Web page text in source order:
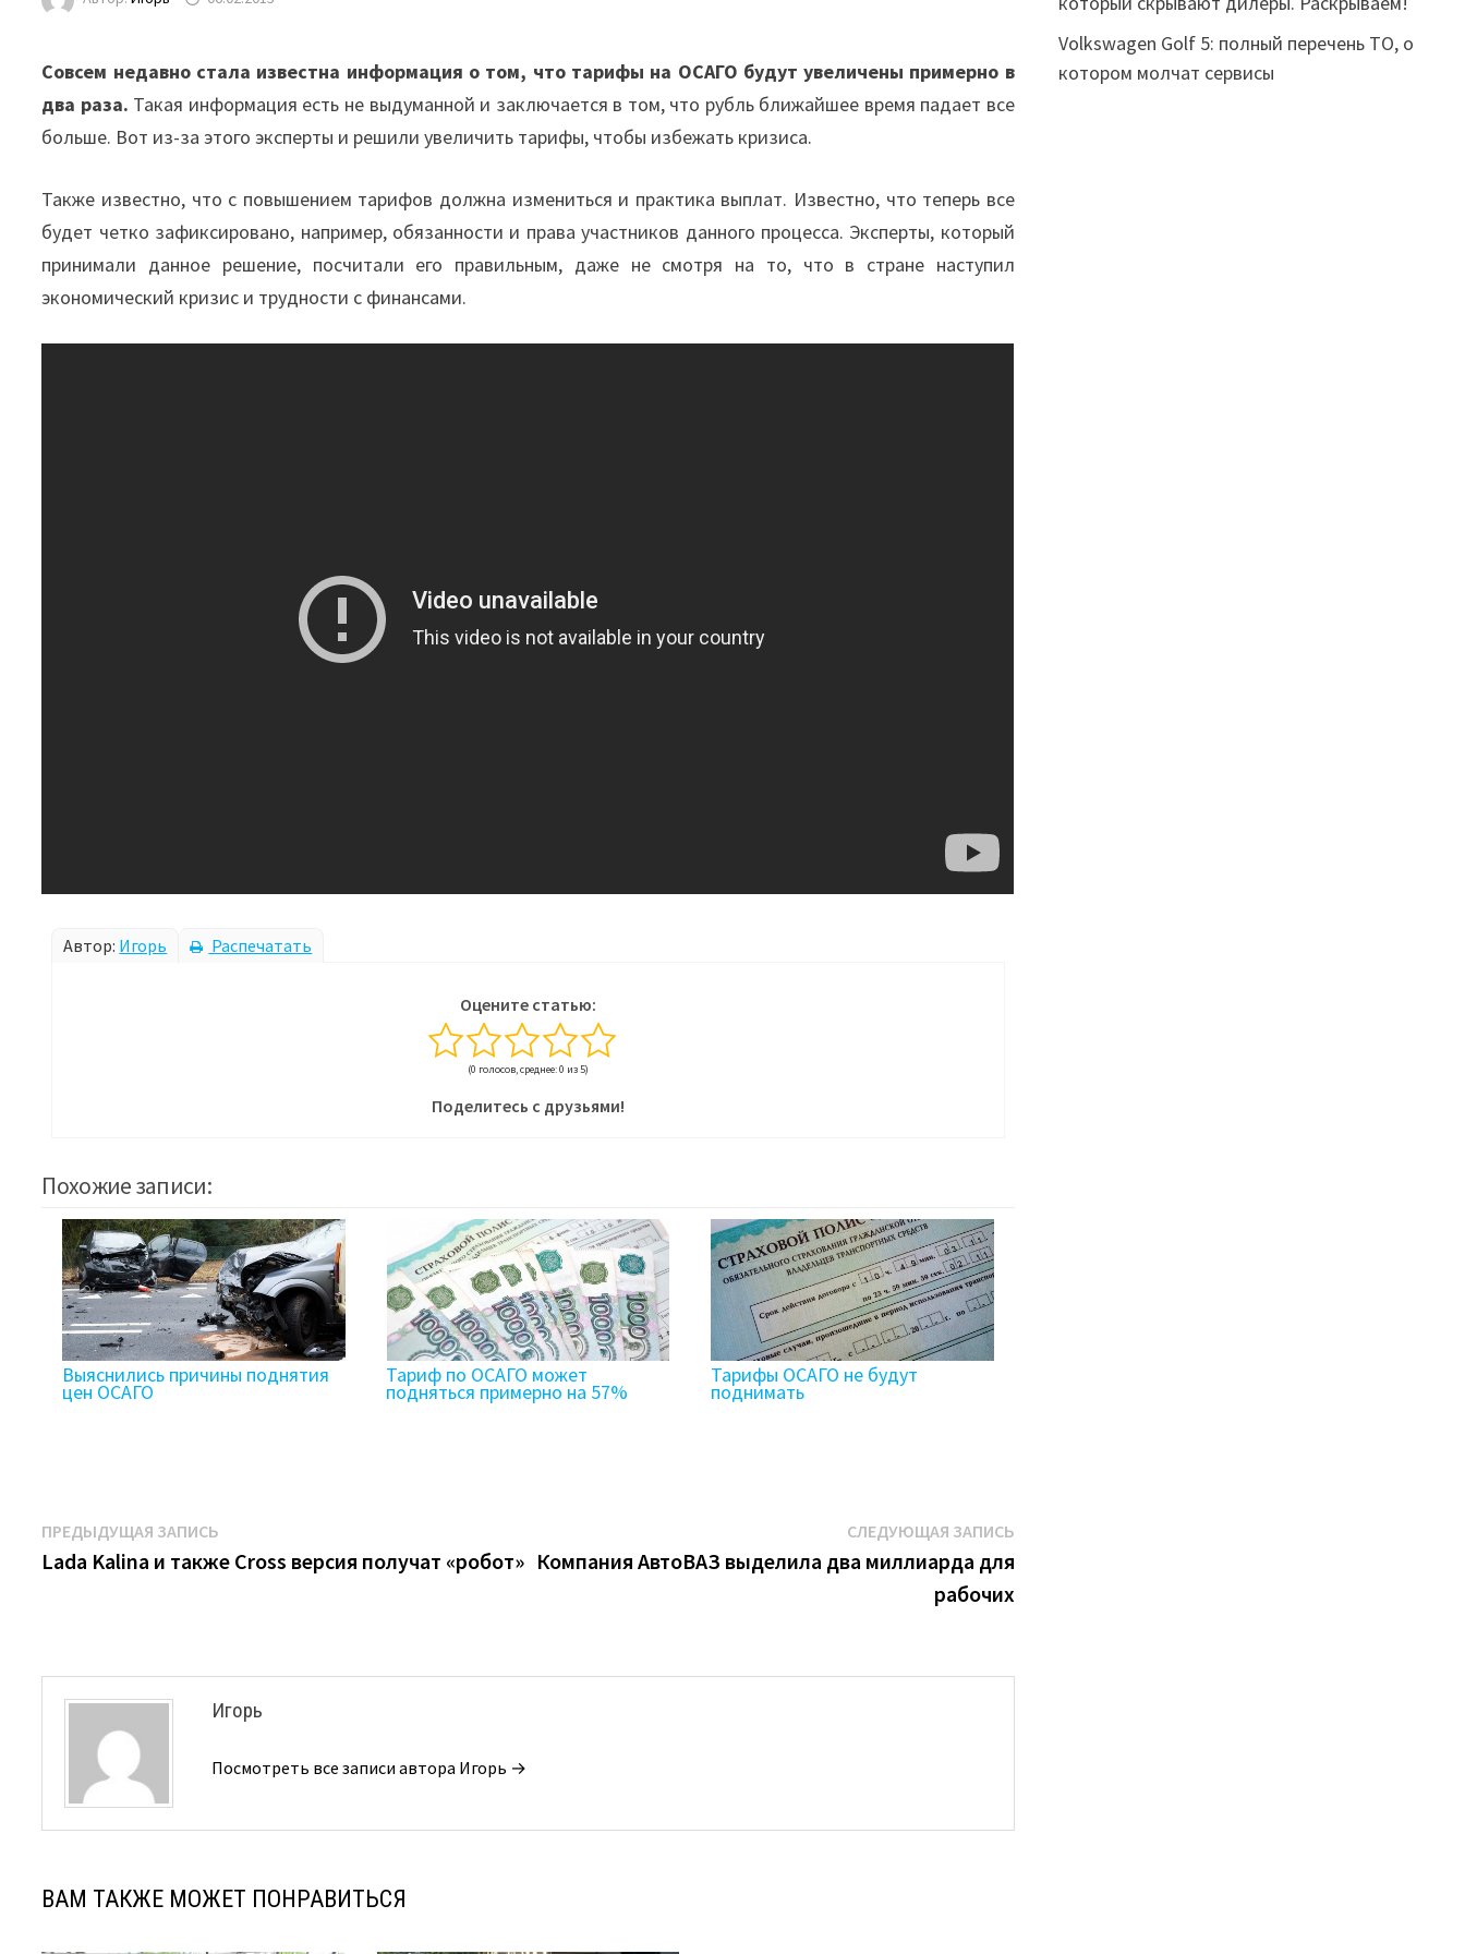
Совсем недавно стала известна информация о том, что тарифы на ОСАГО будут увеличены примерно в
два раза. Такая информация есть не выдуманной и заключается в том, что рубль ближайшее время падает все
больше. Вот из-за этого эксперты и решили увеличить тарифы, чтобы избежать кризиса.
Также известно, что с повышением тарифов должна измениться и практика выплат. Известно, что теперь все
будет четко зафиксировано, например, обязанности и права участников данного процесса. Эксперты, который
принимали данное решение, посчитали его правильным, даже не смотря на то, что в стране наступил
экономический кризис и трудности с финансами.
Автор: Игорь Распечатать
Оцените статью:
(0 голосов, среднее: 0 из 5)
Поделитесь с друзьями!
Похожие записи:
Выяснились причины поднятия
цен ОСАГО
Тариф по ОСАГО может
подняться примерно на 57%
Тарифы ОСАГО не будут
поднимать
Навигация
по
ПРЕДЫДУЩАЯ ЗАПИСЬ
запись:
Lada Kalina и также Cross версия получат «робот»
СЛЕДУЮЩАЯ ЗАПИСЬСледующая
запись:
Компания АвтоВАЗ выделила два миллиарда для
рабочих
Игорь
Посмотреть все записи автора Игорь →
ВАМ ТАКЖЕ МОЖЕТ ПОНРАВИТЬСЯ
Volkswagen Golf 5: полный перечень ТО, о
котором молчат сервисы